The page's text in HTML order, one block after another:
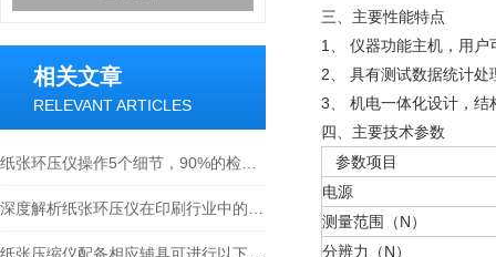
相关文章
RELEVANT ARTICLES
三、 主要性能特点
1、 仪器功能主机，用
2、 具有测试数据统计
3、 机电一体化设计，结
四、 主要技术参数
参数项目
电源
测量范围（N）
分辨力（N）